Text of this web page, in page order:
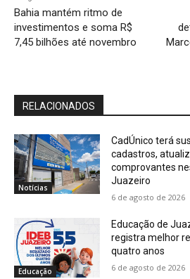
Bahia mantém ritmo de
investimentos e soma R$
7,45 bilhões até novembro
RELACIONADOS
Notícias
CadÚnico terá
cadastros,
comprovantes
Juazeiro
6 de agosto de 2026
Educação
Educação de
registra melhor
quatro anos
6 de agosto de 2026